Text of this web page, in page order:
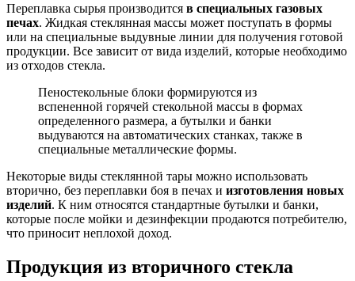
Переплавка сырья производится в специальных газовых
печах. Жидкая стеклянная массы может поступать в формы
или на специальные выдувные линии для получения готовой
продукции. Все зависит от вида изделий, которые необходимо
из отходов стекла.
Пеностекольные блоки формируются из
вспененной горячей стекольной массы в формах
определенного размера, а бутылки и банки
выдуваются на автоматических станках, также в
специальные металлические формы.
Некоторые виды стеклянной тары можно использовать
вторично, без переплавки боя в печах и изготовления новых
изделий. К ним относятся стандартные бутылки и банки,
которые после мойки и дезинфекции продаются потребителю,
что приносит неплохой доход.
Продукция из вторичного стекла